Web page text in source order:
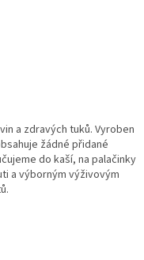
a zdravých tuků. Vyroben
žádné přidané
do kaší, na palačinky
a výborným výživovým